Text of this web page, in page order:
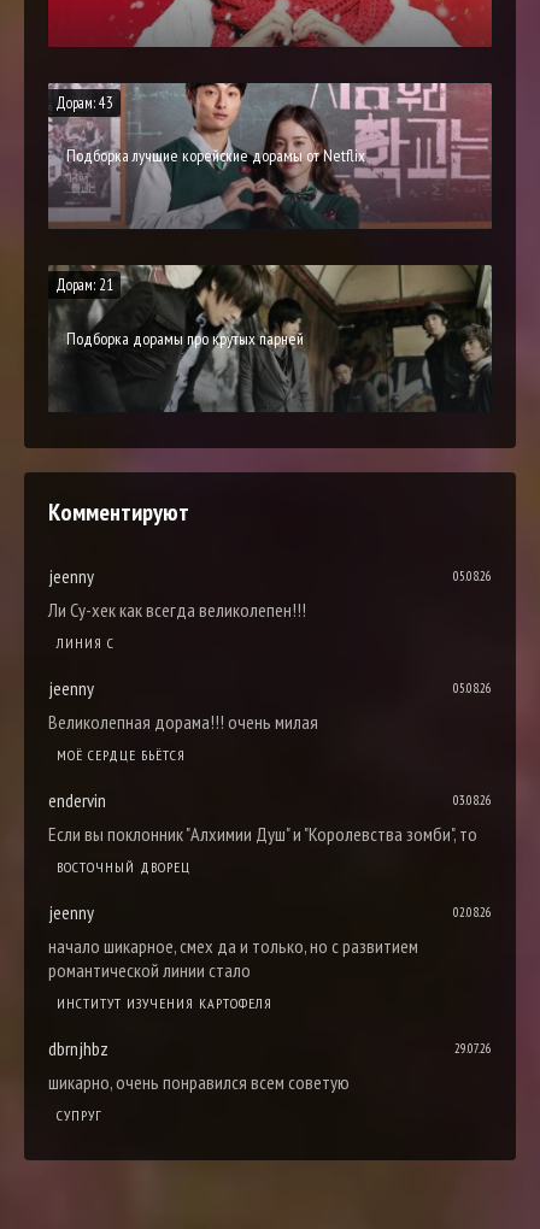
Дорам: 43
Подборка лучшие корейские дорамы от Netflix
Дорам: 21
Подборка дорамы про крутых парней
Комментируют
jeenny 05.08.26
Ли Су-хек как всегда великолепен!!!
ЛИНИЯ С
jeenny 05.08.26
Великолепная дорама!!! очень милая
МОЁ СЕРДЦЕ БЬЁТСЯ
endervin 03.08.26
Если вы поклонник "Алхимии Душ" и "Королевства зомби", то
ВОСТОЧНЫЙ ДВОРЕЦ
jeenny 02.08.26
начало шикарное, смех да и только, но с развитием
романтической линии стало
ИНСТИТУТ ИЗУЧЕНИЯ КАРТОФЕЛЯ
dbrnjhbz 29.07.26
шикарно, очень понравился всем советую
СУПРУГ